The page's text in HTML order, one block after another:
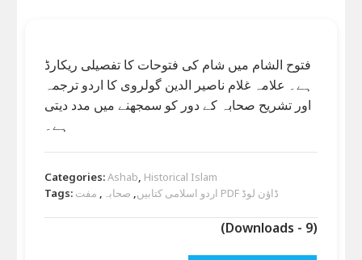
فتوح الشام میں شام کی فتوحات کا تفصیلی ریکارڈ
ہے۔ علامہ غلام ناصیر الدین گولروی کا اردو ترجمہ
اور تشریح صحابہ کے دور کو سمجھنے میں مدد دیتی
ہے۔
Categories:Ashab, Historical Islam
Tags:
اردو اسلامی کتابیں, صحابہ , مفت PDF ڈاؤن لوڈ
(Downloads - 9)